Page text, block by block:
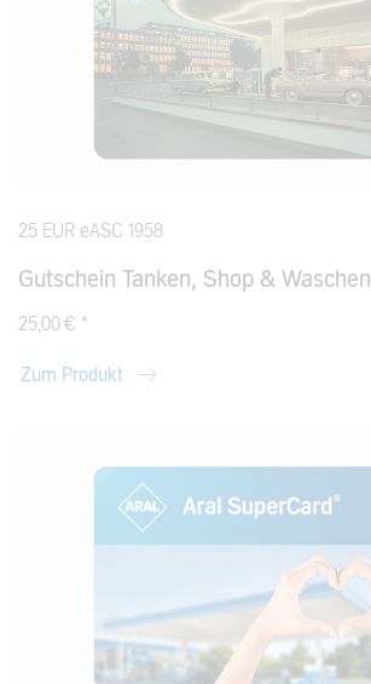
25 EUR eASC 1958
Gutschein Tanken, Shop & Waschen
25,00 € *
Zum Produkt